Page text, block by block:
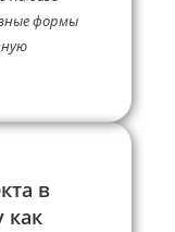
формы
в
как